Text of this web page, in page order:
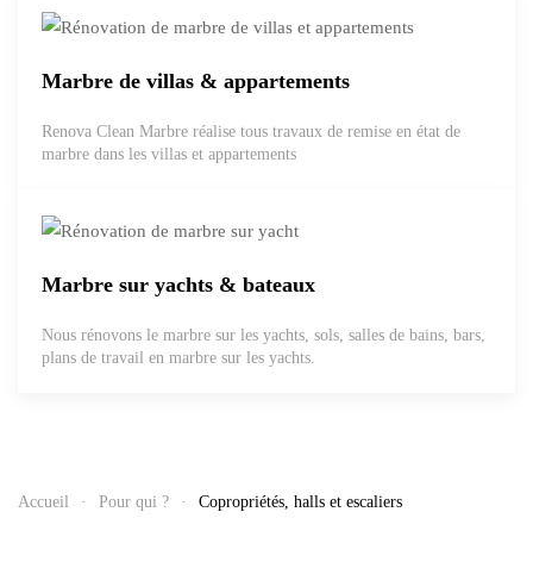
Marbre de villas & appartements
Renova Clean Marbre réalise tous travaux de remise en état de
marbre dans les villas et appartements
Marbre sur yachts & bateaux
Nous rénovons le marbre sur les yachts, sols, salles de bains, bars,
plans de travail en marbre sur les yachts.
Accueil Pour qui ? Copropriétés, halls et escaliers